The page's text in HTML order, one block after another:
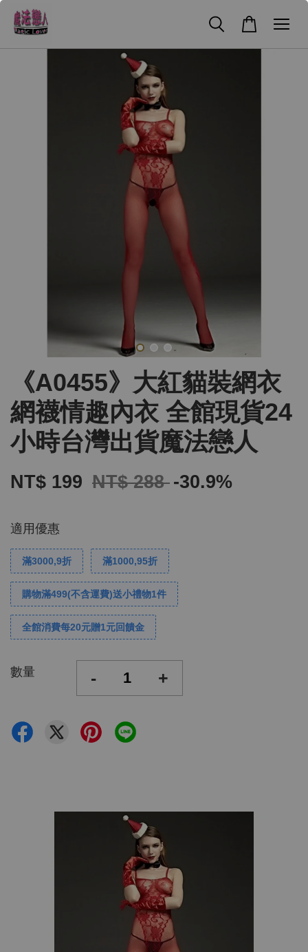
《A0455》大紅貓裝網衣
網襪情趣內衣 全館現貨24
小時台灣出貨魔法戀人
NT$ 199 NT$ 288 -30.9%
適用優惠
滿3000,9折 滿1000,95折
購物滿499(不含運費)送小禮物1件
全館消費每20元贈1元回饋金
數量 - +